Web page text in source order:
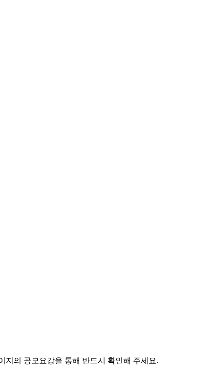
의 공모요강을 통해 반드시 확인해 주세요.